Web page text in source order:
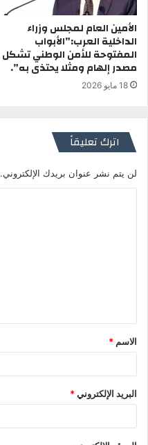
الأمين العام لمجلس وزراء
الداخلية العرب:”الأبواب
المفتوحة للأمن الوطني تشكل
مصدر إلهام ومثلا يحتذى به”.
18 مايو 2026
اترك تعليقاً
لن يتم نشر عنوان بريدك الإلكتروني.
ق
*
الاسم *
البريد الإلكتروني*